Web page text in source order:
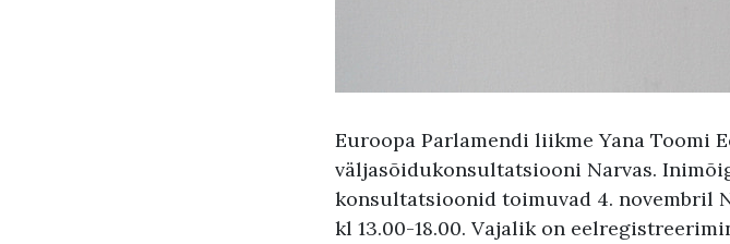
Euroopa Parlamendi liikme Yana Toomi
väljasõidukonsultatsiooni Narvas.
konsultatsioonid toimuvad 4. novembril
kl 13.00-18.00. Vajalik on